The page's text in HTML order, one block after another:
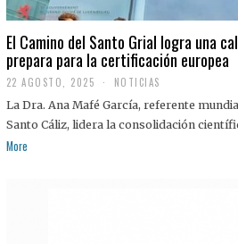
El Camino del Santo Grial logra una
prepara para la certificación europea
22 AGOSTO, 2025
2
A
G
NOTICIAS
La Dra. Ana Mafé García, referente
Santo Cáliz, lidera la consolidación
More